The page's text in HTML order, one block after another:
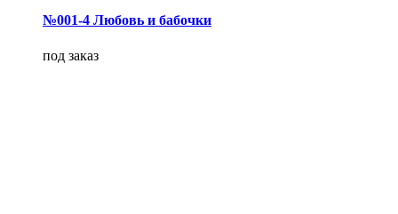
№001-4 Любовь и бабочки
под заказ